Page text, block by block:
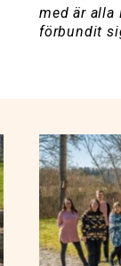
med är alla
förbundit